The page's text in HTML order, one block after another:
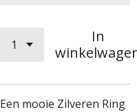
In
Een mooie Zilveren Ring